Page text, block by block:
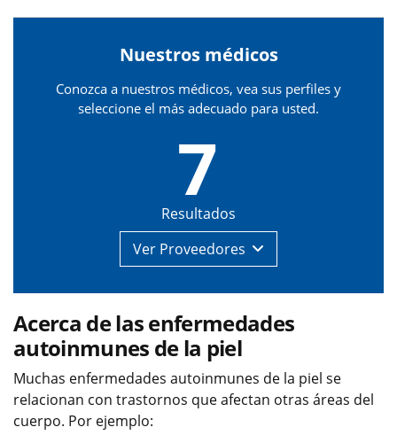
7
Resultados
Ver Proveedores
Nuestros médicos
Conozca a nuestros médicos, vea sus perfiles y
seleccione el más adecuado para usted.
Acerca de las enfermedades
autoinmunes de la piel
Muchas enfermedades autoinmunes de la piel se
relacionan con trastornos que afectan otras áreas del
cuerpo. Por ejemplo: